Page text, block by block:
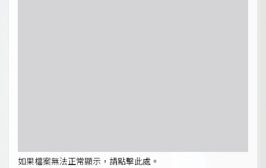
如果檔案無法正常顯示，請點擊此處。